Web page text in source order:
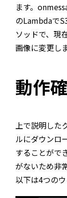
ます。
のLambdaで
ソッドで、現
画像に変更し
動作
上で説明した
ルにダウンロ
することがで
がないため非
以下は4つの